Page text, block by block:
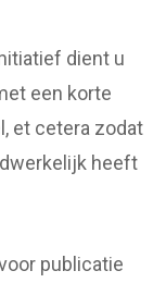
dient u
een korte
et cetera zodat
heeft
publicatie